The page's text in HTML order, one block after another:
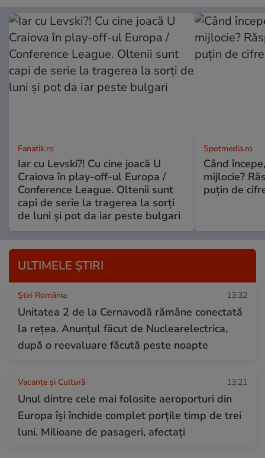
Fanatik.ro
Iar cu Levski?! Cu cine joacă U
Craiova în play-off-ul Europa /
Conference League. Oltenii sunt
capi de serie la tragerea la sorți
de luni şi pot da iar peste bulgari
Spotmedia.ro
Când
mijlocie?
puțin de
ULTIMELE ȘTIRI
Știri România 13:32
Unitatea 2 de la Cernavodă rămâne conectată
la rețea. Anunțul făcut de Nuclearelectrica,
după o reevaluare făcută peste noapte
Vacanțe și Cultură 13:21
Unul dintre cele mai folosite aeroporturi din
Europa își închide complet porțile timp de trei
luni. Milioane de pasageri, afectați